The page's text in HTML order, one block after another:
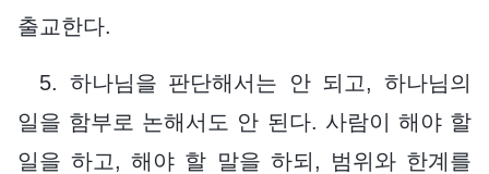
출교한다.
5. 하나님을 판단해서는 안 되고, 하나님의
일을 함부로 논해서도 안 된다. 사람이 해야 할
일을 하고, 해야 할 말을 하되, 범위와 한계를